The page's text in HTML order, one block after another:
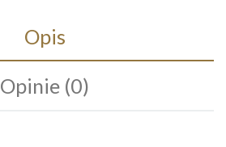
Opis
Opinie (0)